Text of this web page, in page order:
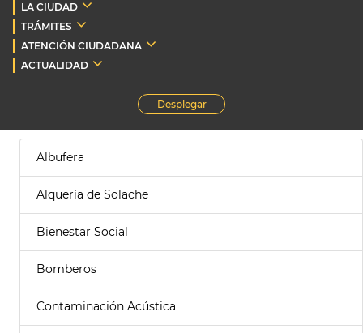
LA CIUDAD
TRÁMITES
ATENCIÓN CIUDADANA
ACTUALIDAD
Desplegar
Albufera
Alquería de Solache
Bienestar Social
Bomberos
Contaminación Acústica